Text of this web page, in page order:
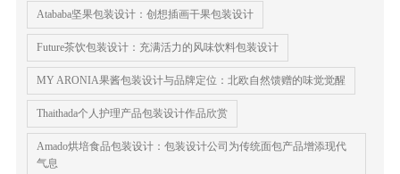
Atababa坚果包装设计：创想插画干果包装设计
Future茶饮包装设计：充满活力的风味饮料包装设计
MY ARONIA果酱包装设计与品牌定位：北欧自然馈赠的味觉觉醒
Thaithada个人护理产品包装设计作品欣赏
Amado烘培食品包装设计：包装设计公司为传统面包产品增添现代
气息